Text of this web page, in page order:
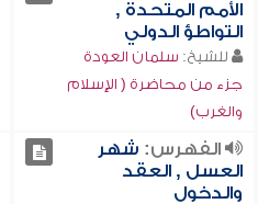
الأمم المتحدة ,
التواطؤ الدولي
للشيخ: سلمان العودة
جزء من محاضرة ( الإسلام
والغرب)
الفهرس: شهر
العسل , العقد
والدخول